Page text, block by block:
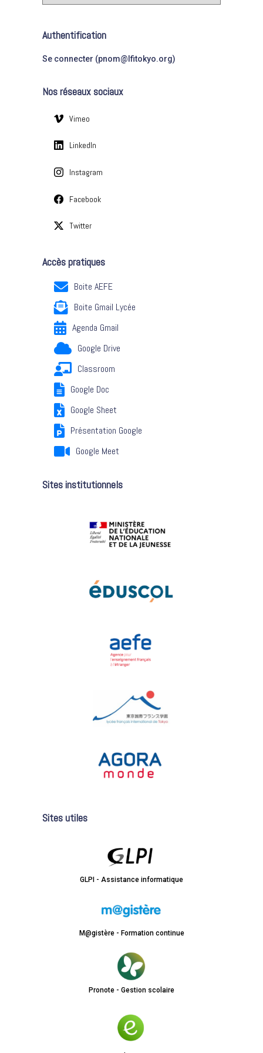
e
g
o
e
Authentification
Se connecter (pnom@lfitokyo.org)
Nos réseaux sociaux
Vimeo
LinkedIn
Instagram
Facebook
Twitter
Accès pratiques
Boite AEFE
Boite Gmail Lycée
Agenda Gmail
Google Drive
Classroom
Google Doc
Google Sheet
Présentation Google
Google Meet
Sites institutionnels
Sites utiles
GLPI - Assistance informatique
M@gistère - Formation continue
Pronote - Gestion scolaire